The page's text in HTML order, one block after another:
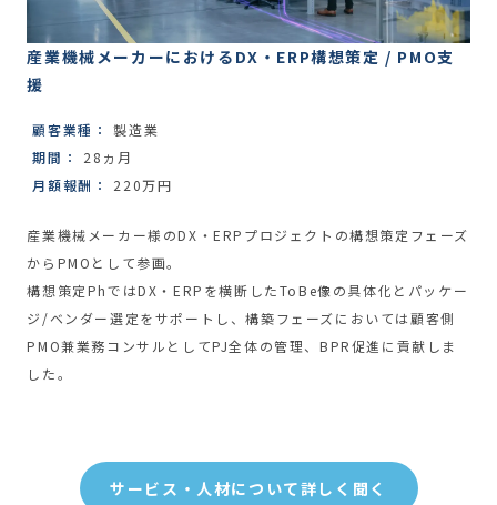
産業機械メーカーにおけるDX・ERP構想策定 / PMO支
援
顧客業種：
製造業
期間：
28ヵ月
月額報酬：
220万円
産業機械メーカー様のDX・ERPプロジェクトの構想策定フェーズ
からPMOとして参画。
構想策定PhではDX・ERPを横断したToBe像の具体化とパッケー
ジ/ベンダー選定をサポートし、構築フェーズにおいては顧客側
PMO兼業務コンサルとしてPJ全体の管理、BPR促進に貢献しま
した。
サービス・人材について詳しく聞く